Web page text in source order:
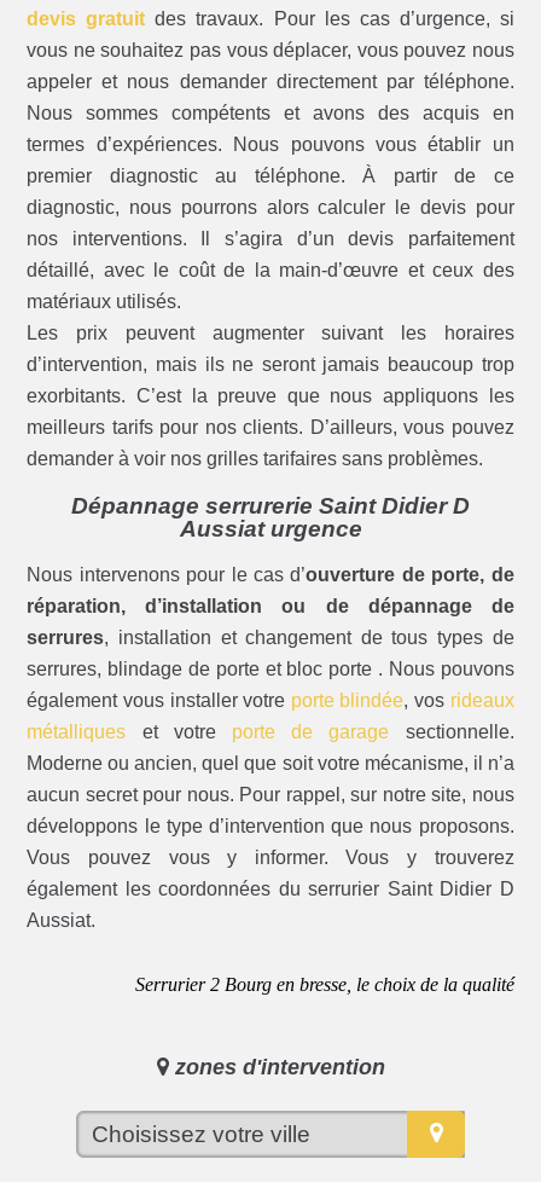
devis gratuit des travaux. Pour les cas d’urgence, si
vous ne souhaitez pas vous déplacer, vous pouvez nous
appeler et nous demander directement par téléphone.
Nous sommes compétents et avons des acquis en
termes d’expériences. Nous pouvons vous établir un
premier diagnostic au téléphone. À partir de ce
diagnostic, nous pourrons alors calculer le devis pour
nos interventions. Il s’agira d’un devis parfaitement
détaillé, avec le coût de la main-d’œuvre et ceux des
matériaux utilisés.
Les prix peuvent augmenter suivant les horaires
d’intervention, mais ils ne seront jamais beaucoup trop
exorbitants. C’est la preuve que nous appliquons les
meilleurs tarifs pour nos clients. D’ailleurs, vous pouvez
demander à voir nos grilles tarifaires sans problèmes.
Dépannage serrurerie Saint Didier D
Aussiat urgence
Nous intervenons pour le cas d’ouverture de porte, de
réparation, d’installation ou de dépannage de
serrures, installation et changement de tous types de
serrures, blindage de porte et bloc porte . Nous pouvons
également vous installer votre porte blindée, vos rideaux
métalliques et votre porte de garage sectionnelle.
Moderne ou ancien, quel que soit votre mécanisme, il n’a
aucun secret pour nous. Pour rappel, sur notre site, nous
développons le type d’intervention que nous proposons.
Vous pouvez vous y informer. Vous y trouverez
également les coordonnées du serrurier Saint Didier D
Aussiat.
Serrurier 2 Bourg en bresse, le choix de la qualité
zones d'intervention